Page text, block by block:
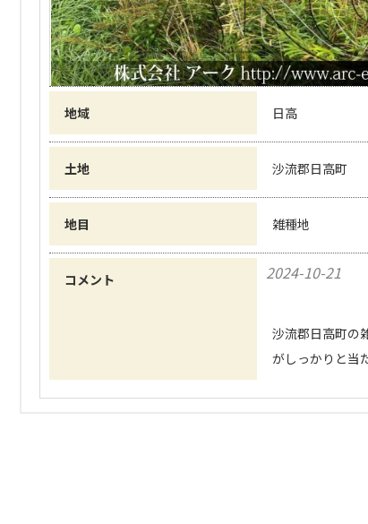
地域 日高
土地 沙流郡日高町
地目 雑種地
コメント 2024-10-21
沙流郡日高町の
がしっかりと当